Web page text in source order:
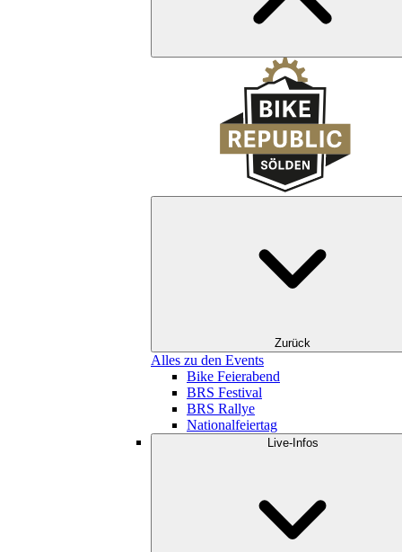
Zurück
Alles zu den Events
Bike Feierabend
BRS Festival
BRS Rallye
Nationalfeiertag
Live-Infos